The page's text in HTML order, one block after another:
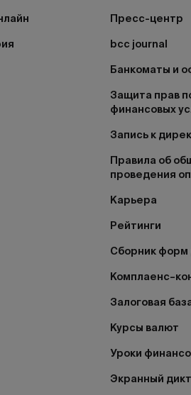
Пресс-центр
bcc journal
Банкоматы и
Защита прав
финансовых
Запись к
Правила об
проведения
Карьера
Рейтинги
Сборник форм
Залоговая
Курсы валют
Уроки
Экранный